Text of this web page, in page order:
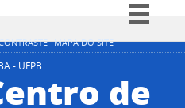
MAPA DO SITE
Simplifique!
Participe
- UFPB
de